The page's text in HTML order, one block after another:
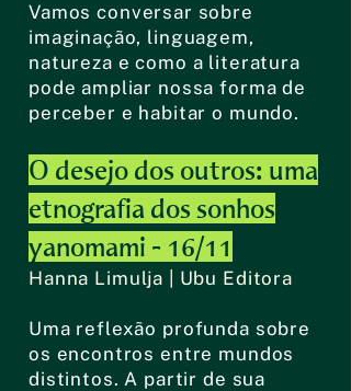
Vamos conversar sobre
imaginação, linguagem,
natureza e como a literatura
pode ampliar nossa forma de
perceber e habitar o mundo.
O desejo dos outros: uma
etnografia dos sonhos
yanomami - 16/11
Hanna Limulja | Ubu Editora
Uma reflexão profunda sobre
os encontros entre mundos
distintos. A partir de sua